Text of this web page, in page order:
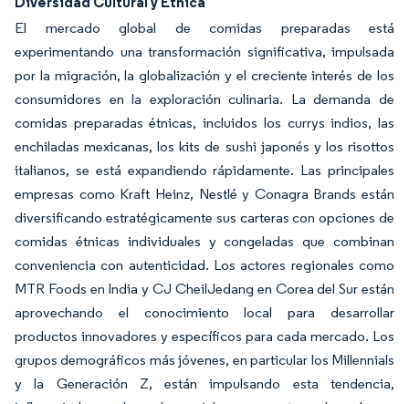
El mercado global de comidas preparadas está
experimentando una transformación significativa, impulsada
por la migración, la globalización y el creciente interés de los
consumidores en la exploración culinaria. La demanda de
comidas preparadas étnicas, incluidos los currys indios, las
enchiladas mexicanas, los kits de sushi japonés y los risottos
italianos, se está expandiendo rápidamente. Las principales
empresas como Kraft Heinz, Nestlé y Conagra Brands están
diversificando estratégicamente sus carteras con opciones de
comidas étnicas individuales y congeladas que combinan
conveniencia con autenticidad. Los actores regionales como
MTR Foods en India y CJ CheilJedang en Corea del Sur están
aprovechando el conocimiento local para desarrollar
productos innovadores y específicos para cada mercado. Los
grupos demográficos más jóvenes, en particular los Millennials
y la Generación Z, están impulsando esta tendencia,